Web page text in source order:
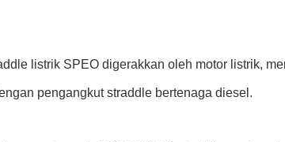
listrik SPEO digerakkan oleh motor listrik,
pengangkut straddle bertenaga diesel.